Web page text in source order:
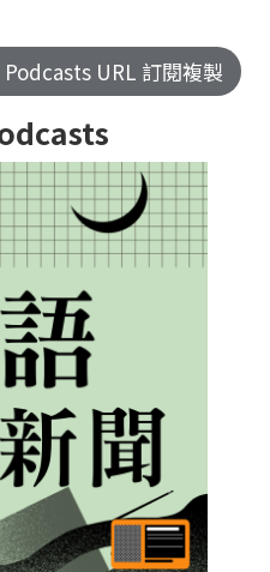
Podcasts URL 訂閱複製